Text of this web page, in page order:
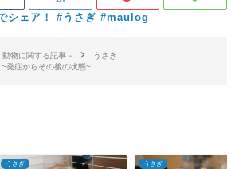
動物に関する記事－
うさぎ
発症からその後の状態~
うさぎ うさぎ